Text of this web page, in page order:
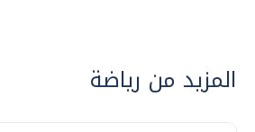
المزيد من رياضة